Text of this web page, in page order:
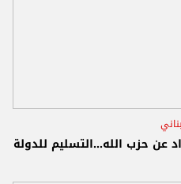
عن حزب الله...التسليم للدولة